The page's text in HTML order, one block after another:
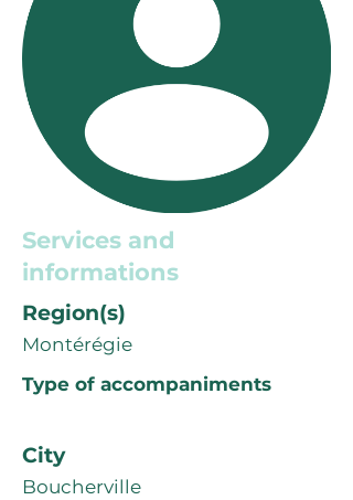
Services and
informations
Region(s)
Montérégie
Type of accompaniments
City
Boucherville